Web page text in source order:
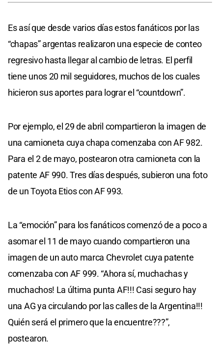
Es así que desde varios días estos fanáticos por las
“chapas” argentas realizaron una especie de conteo
regresivo hasta llegar al cambio de letras. El perfil
tiene unos 20 mil seguidores, muchos de los cuales
hicieron sus aportes para lograr el “countdown”.
Por ejemplo, el 29 de abril compartieron la imagen de
una camioneta cuya chapa comenzaba con AF 982.
Para el 2 de mayo, postearon otra camioneta con la
patente AF 990. Tres días después, subieron una foto
de un Toyota Etios con AF 993.
La “emoción” para los fanáticos comenzó de a poco a
asomar el 11 de mayo cuando compartieron una
imagen de un auto marca Chevrolet cuya patente
comenzaba con AF 999. “Ahora sí, muchachas y
muchachos! La última punta AF!!! Casi seguro hay
una AG ya circulando por las calles de la Argentina!!!
Quién será el primero que la encuentre???”,
postearon.